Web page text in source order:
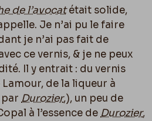
de l’avocatétait solide,
Je n’ai pu le faire
je n’ai pas fait de
ce vernis, & je ne peux
Il y entrait : du vernis
de la liqueur à
Durozier,), un peu de
à l’essence de Durozier,